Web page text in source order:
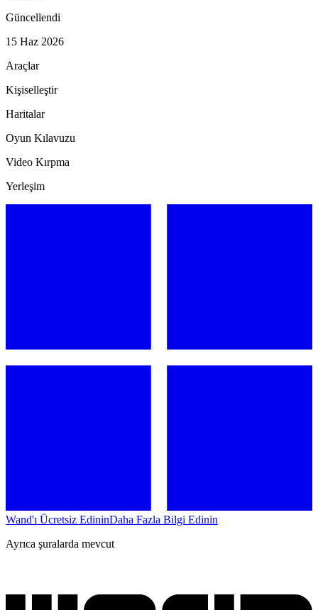
Güncellendi
15 Haz 2026
Araçlar
Kişiselleştir
Haritalar
Oyun Kılavuzu
Video Kırpma
Yerleşim
Wand'ı Ücretsiz EdininDaha Fazla Bilgi Edinin
Ayrıca şuralarda mevcut